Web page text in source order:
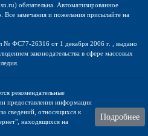
обязательна. Автоматизированное
Все замечания и пожелания присылайте на
№ ФС77-26316 от 1 декабря 2006 г. , выдано
законодательства в сфере массовых
рекомендательные
предоставления информации
сведений, относящихся к
находящихся на
Подробнее